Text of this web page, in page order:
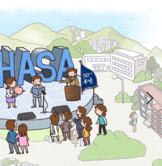
는 연구 역사
연구자들
물 행정박물 영상 기록물